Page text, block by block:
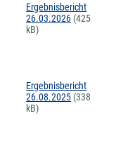
Ergebnisbericht
26.03.2026 (425
kB)
Ergebnisbericht
26.08.2025 (338
kB)